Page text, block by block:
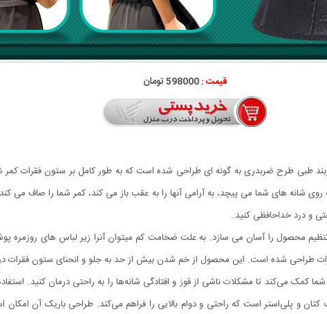
قیمت :598000 تومان
طبی طرح ضربدری به گونه ای طراحی شده است که به طور کامل بر ستون فقرات
محصول را آسان می سازد. به علت ضخامت کم میتوان آنرا زیر لباس های روزمره
طراحی شده است. این محصول از خم شدن بیش از حد به جلو و انحنای ستون فقرات
شما کمک می‌کند تا مشکلات ناشی از قوز و افتادگی شانه‌ها را به راحتی درمان کنید.
و پلی‌استر است که راحتی و دوام بالایی را فراهم می‌کند. طراحی باریک آن امکان